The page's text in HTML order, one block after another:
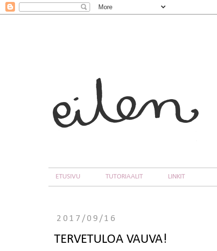
ETUSIVU TUTORIAALIT LINKIT
2017/09/16
TERVETULOA VAUVA!